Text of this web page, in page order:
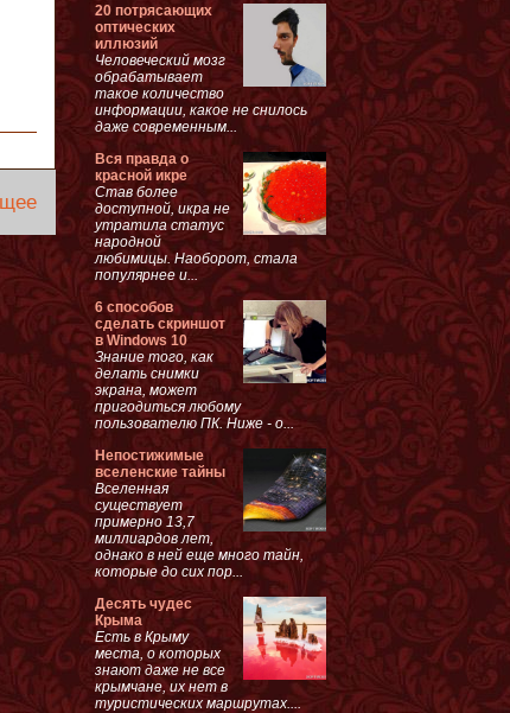
20 потрясающих
оптических
иллюзий
Человеческий мозг
обрабатывает
такое количество
информации, какое не снилось
даже современным...
Вся правда о
красной икре
Став более
доступной, икра не
утратила статус
народной
любимицы. Наоборот, стала
популярнее и...
6 способов
сделать скриншот
в Windows 10
Знание того, как
делать снимки
экрана, может
пригодиться любому
пользователю ПК. Ниже - о...
Непостижимые
вселенские тайны
Вселенная
существует
примерно 13,7
миллиардов лет,
однако в ней еще много тайн,
которые до сих пор...
Десять чудес
Крыма
Есть в Крыму
места, о которых
знают даже не все
крымчане, их нет в
туристических маршрутах....